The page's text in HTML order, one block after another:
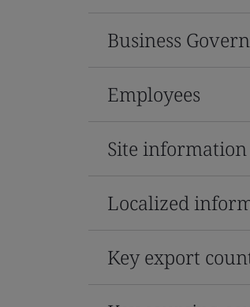
Business
Employees
Site information
Localized
Key export